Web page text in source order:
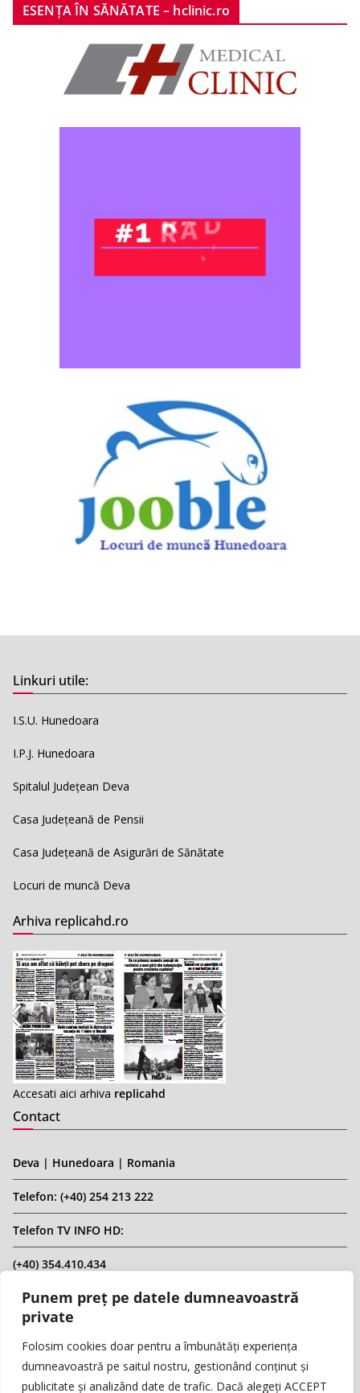
Punem preț pe datele dumneavoastră
private
Folosim cookies doar pentru a îmbunătăți experiența
dumneavoastră pe saitul nostru, gestionând conținut și
publicitate și analizând date de trafic. Dacă alegeți ACCEPT
ESENȚA ÎN SĂNĂTATE – hclinic.ro
Linkuri utile:
I.S.U. Hunedoara
I.P.J. Hunedoara
Spitalul Județean Deva
Casa Județeană de Pensii
Casa Județeană de Asigurări de Sănătate
Locuri de muncă Deva
Arhiva replicahd.ro
Accesati aici arhiva replicahd
Contact
Deva | Hunedoara | Romania
Telefon: (+40) 254 213 222
Telefon TV INFO HD:
(+40) 354.410.434
Email: infohd20@gmail.com
Website: www.replicahd.ro